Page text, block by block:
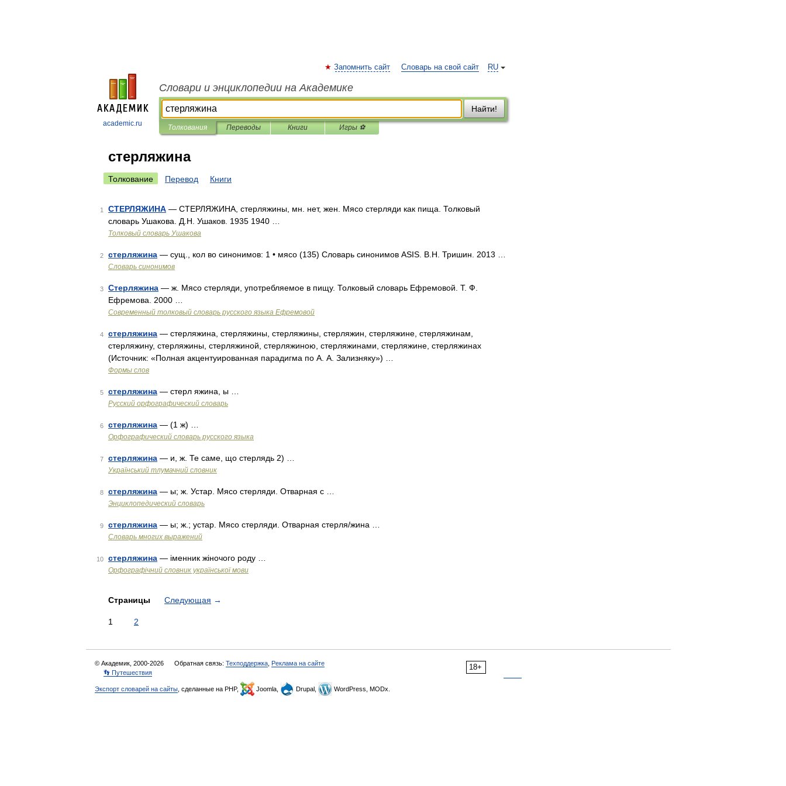
academic.ru
RU
Запомнить сайт Словарь на свой сайт
Словари и энциклопедии на Академике
Найти!
Толкования Переводы Книги Игры ⚽
стерляжина
Толкование Перевод Книги
1 СТЕРЛЯЖИНА — СТЕРЛЯЖИНА, стерляжины, мн. нет, жен. Мясо стерляди как пища. Толковый
словарь Ушакова. Д.Н. Ушаков. 1935 1940 …
Толковый словарь Ушакова
2 стерляжина — сущ., кол во синонимов: 1 • мясо (135) Словарь синонимов ASIS. В.Н. Тришин. 2013 …
Словарь синонимов
3 Стерляжина — ж. Мясо стерляди, употребляемое в пищу. Толковый словарь Ефремовой. Т. Ф.
Ефремова. 2000 …
Современный толковый словарь русского языка Ефремовой
4 стерляжина — стерляжина, стерляжины, стерляжины, стерляжин, стерляжине, стерляжинам,
стерляжину, стерляжины, стерляжиной, стерляжиною, стерляжинами, стерляжине, стерляжинах
(Источник: «Полная акцентуированная парадигма по А. А. Зализняку») …
Формы слов
5 стерляжина — стерл яжина, ы …
Русский орфографический словарь
6 стерляжина — (1 ж) …
Орфографический словарь русского языка
7 стерляжина — и, ж. Те саме, що стерлядь 2) …
Український тлумачний словник
8 стерляжина — ы; ж. Устар. Мясо стерляди. Отварная с …
Энциклопедический словарь
9 стерляжина — ы; ж.; устар. Мясо стерляди. Отварная стерля/жина …
Словарь многих выражений
10 стерляжина — іменник жіночого роду …
Орфографічний словник української мови
Страницы Следующая →
1 2
18+
© Академик, 2000-2026 Обратная связь: Техподдержка Реклама на сайте
👣 Путешествия
Экспорт словарей на сайты , сделанные на PHP, Joomla, Drupal, WordPress, MODx.